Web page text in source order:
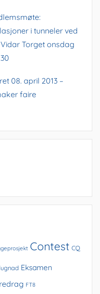
i tunneler ved
Torget onsdag
08. april 2013 –
faire
Contest CQ
Eksamen
FT8